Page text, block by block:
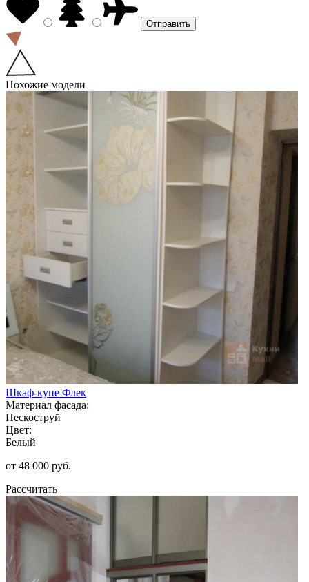
Похожие модели
Шкаф-купе Флек
Материал фасада:
Пескоструй
Цвет:
Белый
от 48 000 руб.
Рассчитать